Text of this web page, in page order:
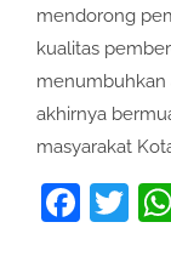
mendorong
kualitas
menumbuhkan
akhirnya
masyarakat